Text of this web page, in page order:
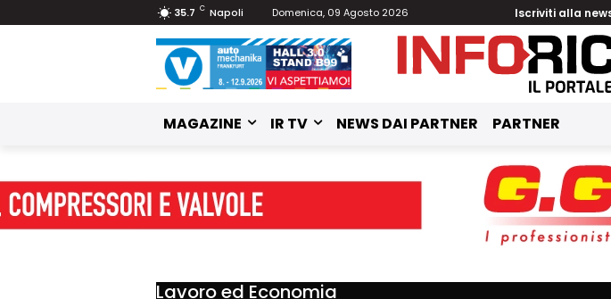
35.7 C Napoli Domenica, 09 Agosto 2026 Iscriviti alla
MAGAZINE IR TV NEWS DAI PARTNER PARTNER
Lavoro ed Economia